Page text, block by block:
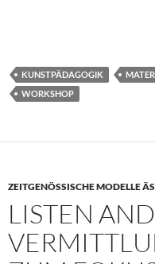
KUNSTPÄDAGOGIK
WORKSHOP
ZEITGENÖSSISCHE MODELLE
LISTEN